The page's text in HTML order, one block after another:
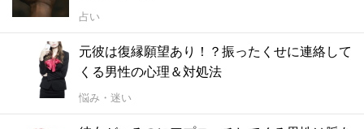
占い
元彼は復縁願望あり！？振ったくせに連絡して
くる男性の心理＆対処法
悩み・迷い